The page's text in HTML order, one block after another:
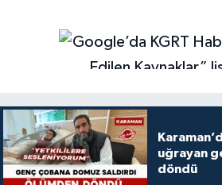
uğrayan
döndü